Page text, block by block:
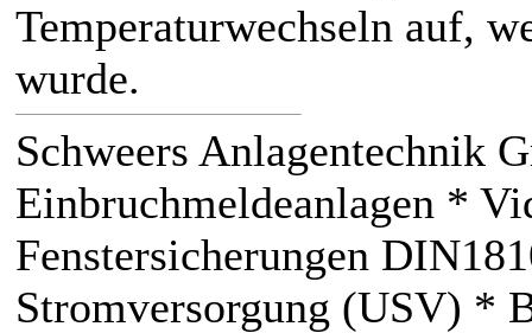
Temperaturwechseln auf,
wurde.
Schweers Anlagentechnik
Einbruchmeldeanlagen *
Fenstersicherungen
Stromversorgung (USV) *